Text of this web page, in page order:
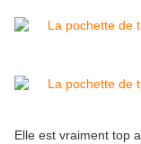
Elle est vraiment top